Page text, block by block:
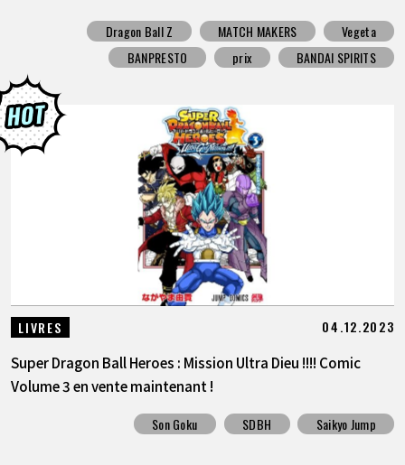
Dragon Ball Z MATCH MAKERS
Vegeta
BANPRESTO
prix BANDAI SPIRITS
LIVRES 04.12.2023
Super Dragon Ball Heroes : Mission Ultra Dieu !!!! Comic
Volume 3 en vente maintenant !
Son Goku SDBH Saikyo Jump